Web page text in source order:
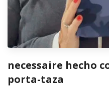
necessaire hecho
porta-taza